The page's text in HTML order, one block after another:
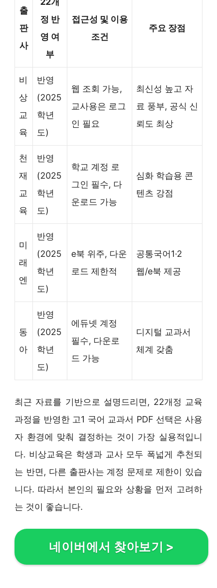
출
판
사
정 반
영 여
부
접근성 및 이용
조건
주요 장점
비
상
교
육
반영
(2025
학년
도)
웹 조회 가능,
교사용은 로그
인 필요
최신성 높고 자
료 풍부, 공식 신
뢰도 최상
천
재
교
육
반영
(2025
학년
도)
학교 계정 로
그인 필수, 다
운로드 가능
심화 학습용 콘
텐츠 강점
미
래
엔
반영
(2025
학년
도)
e북 위주, 다운
로드 제한적
공통국어1·2
웹/e북 제공
동
아
반영
(2025
학년
도)
에듀넷 계정
필수, 다운로
드 가능
디지털 교과서
체계 갖춤
최근 자료를 기반으로 설명드리면, 22개정 교육
과정을 반영한 고1 국어 교과서 PDF 선택은 사용
자 환경에 맞춰 결정하는 것이 가장 실용적입니
다. 비상교육은 학생과 교사 모두 폭넓게 추천되
는 반면, 다른 출판사는 계정 문제로 제한이 있습
니다. 따라서 본인의 필요와 상황을 먼저 고려하
는 것이 좋습니다.
네이버에서 찾아보기 >